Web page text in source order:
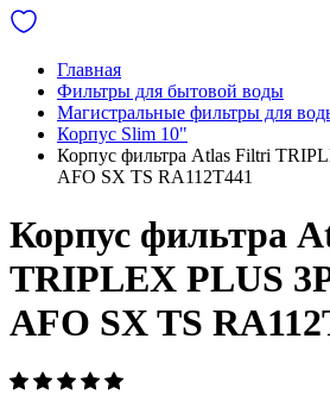
Главная
Фильтры для бытовой воды
Магистральные фильтры для
Корпус Slim 10"
Корпус фильтра Atlas Filtri
AFO SX TS RA112T441
Корпус фильтра
TRIPLEX PLUS
AFO SX TS